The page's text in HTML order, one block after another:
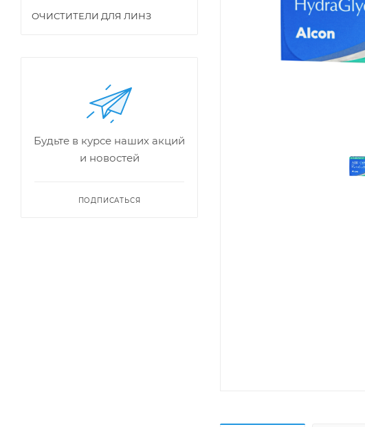
ОЧИСТИТЕЛИ ДЛЯ ЛИНЗ
Будьте в курсе наших акций
и новостей
ПОДПИСАТЬСЯ